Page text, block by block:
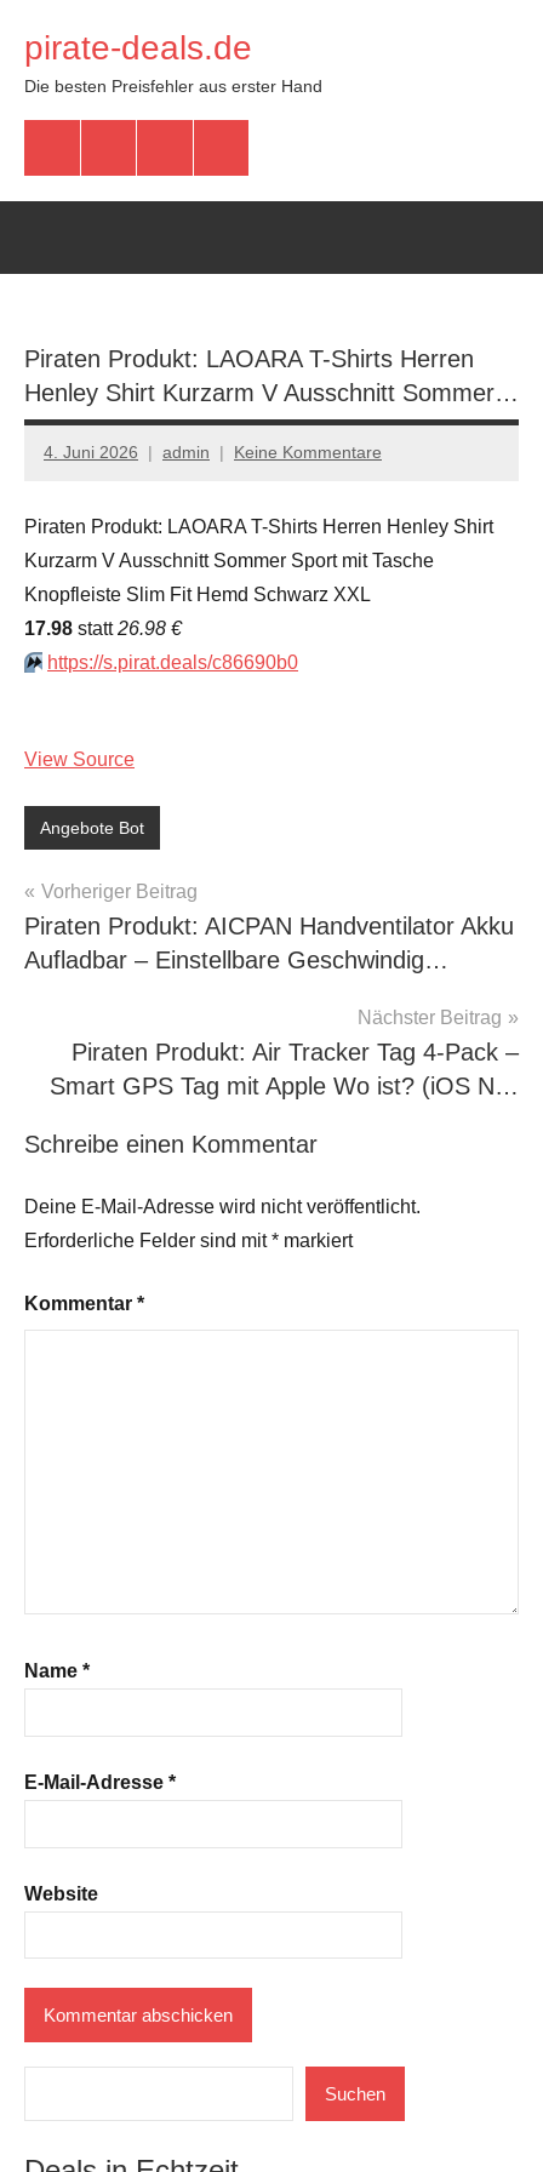
Inhalt
springen
pirate-deals.de
Die besten Preisfehler aus erster Hand
Piraten Produkt: LAOARA T-Shirts Herren
Henley Shirt Kurzarm V Ausschnitt Sommer…
4. Juni 2026 admin Keine Kommentare
Piraten Produkt: LAOARA T-Shirts Herren Henley Shirt
Kurzarm V Ausschnitt Sommer Sport mit Tasche
Knopfleiste Slim Fit Hemd Schwarz XXL
17.98 statt26.98 €
⏩️ https://s.pirat.deals/c86690b0
View Source
Angebote Bot
Beitragsnavigation
Vorheriger Beitrag
Piraten Produkt: AICPAN Handventilator Akku
Aufladbar – Einstellbare Geschwindig…
Nächster Beitrag
Piraten Produkt: Air Tracker Tag 4-Pack –
Smart GPS Tag mit Apple Wo ist? (iOS N…
Schreibe einen Kommentar
Deine E-Mail-Adresse wird nicht veröffentlicht.
Erforderliche Felder sind mit* markiert
Kommentar *
Name *
E-Mail-Adresse *
Website
Suchen